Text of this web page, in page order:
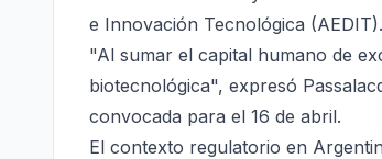
e Innovación Tecnológica (AEDIT).
"Al sumar el capital humano de
biotecnológica", expresó
convocada para el 16 de abril.
El contexto regulatorio en